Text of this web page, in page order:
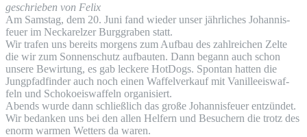
geschrie­ben von Felix
Am Sams­tag, dem 20. Juni fand wie­der unser jähr­li­ches Johan­nis­
feu­er im Nec­kar­el­zer Burg­gra­ben statt.
Wir tra­fen uns bereits mor­gens zum Auf­bau des zahl­rei­chen Zel­te
die wir zum Son­nen­schutz auf­bau­ten. Dann begann auch schon
unse­re Bewir­tung, es gab lecke­re Hot­Dogs. Spon­tan hat­ten die
Jung­pfad­fin­der auch noch einen Waf­fel­ver­kauf mit Vanil­le­eis­waf­
feln und Scho­ko­eis­waf­feln organisiert.
Abends wur­de dann schließ­lich das gro­ße Johan­nis­feu­er entzündet.
Wir bedan­ken uns bei den allen Hel­fern und Besu­chern die trotz des
enorm war­men Wet­ters da waren.